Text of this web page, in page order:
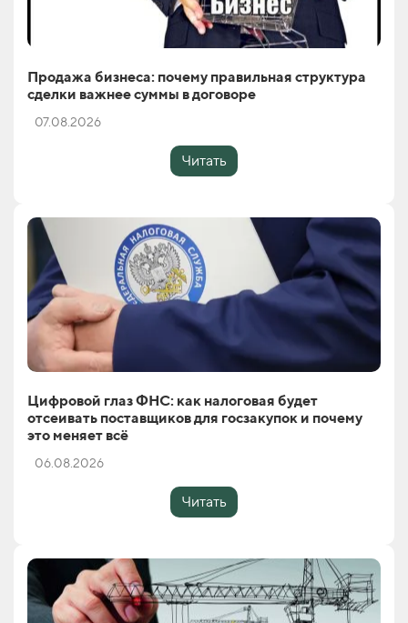
Продажа бизнеса: почему правильная структура
сделки важнее суммы в договоре
07.08.2026
Читать
Цифровой глаз ФНС: как налоговая будет
отсеивать поставщиков для госзакупок и почему
это меняет всё
06.08.2026
Читать